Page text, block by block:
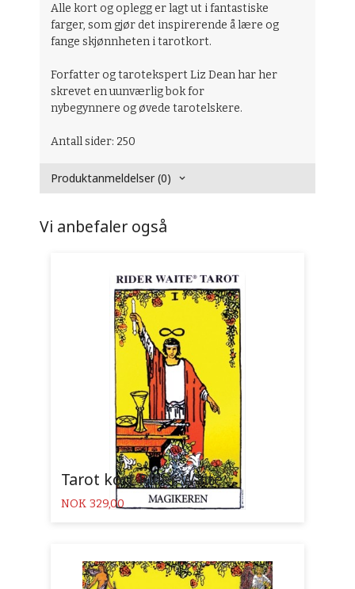
Alle kort og oplegg er lagt ut i fantastiske
farger, som gjør det inspirerende å lære og
fange skjønnheten i tarotkort.
Forfatter og tarotekspert Liz Dean har her
skrevet en uunværlig bok for
nybegynnere og øvede tarotelskere.
Antall sider: 250
Produktanmeldelser (0)
Vi anbefaler også
Tarot kort Rider Waite
Pris
NOK 329,00